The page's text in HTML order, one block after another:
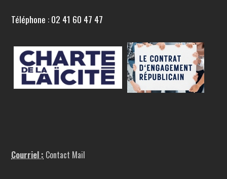
Téléphone : 02 41 60 47 47
Courriel : Contact Mail